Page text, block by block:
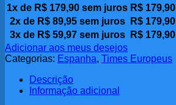
1x de R$ 179,90 sem juros R$ 179,90
2x de R$89,95sem juros R$ 179,90
3x de R$59,97sem juros R$ 179,90
Adicionar aos meus desejos
Categorias: Espanha, Times Europeus
Descrição
Informação adicional